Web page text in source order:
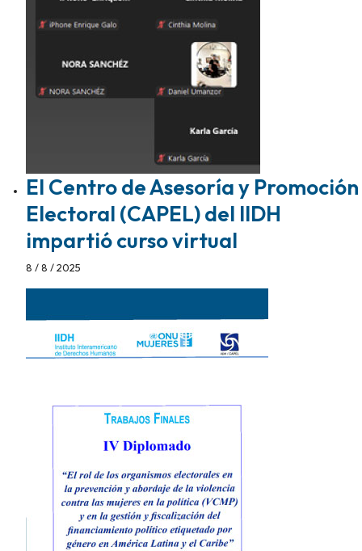
El Centro de Asesoría y Promoción
Electoral (CAPEL) del IIDH
impartió curso virtual
8 / 8 / 2025